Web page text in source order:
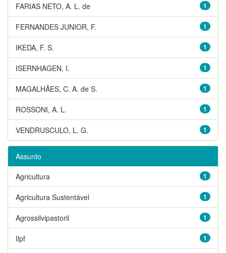
1
FARIAS NETO, A. L. de
1
FERNANDES JUNIOR, F.
1
IKEDA, F. S.
1
ISERNHAGEN, I.
1
MAGALHÃES, C. A. de S.
1
ROSSONI, A. L.
1
VENDRUSCULO, L. G.
Assunto
1
Agricultura
1
Agricultura Sustentável
1
Agrossilvipastoril
1
Ilpf